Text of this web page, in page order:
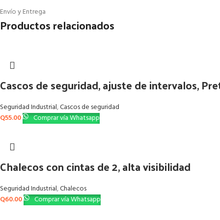
Envío y Entrega
Productos relacionados
Cascos de seguridad, ajuste de intervalos,
Seguridad Industrial,Cascos de seguridad
Q55.00 Comprar vía Whatsapp
Chalecos con cintas de 2, alta visibilidad
Seguridad Industrial,Chalecos
Q60.00 Comprar vía Whatsapp